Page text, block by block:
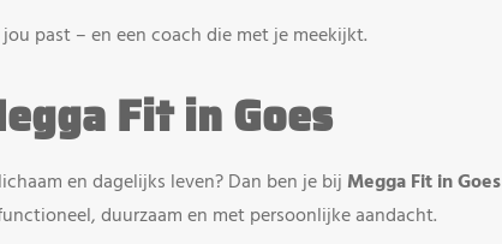
past – en een coach die met je meekijkt.
Fit in Goes
en dagelijks leven? Dan ben je bij Megga Fit in Goes
duurzaam en met persoonlijke aandacht.